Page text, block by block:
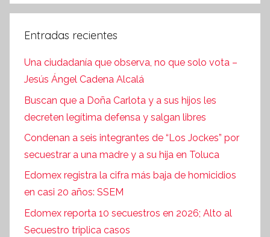
Entradas recientes
Una ciudadanía que observa, no que solo vota –
Jesús Ángel Cadena Alcalá
Buscan que a Doña Carlota y a sus hijos les
decreten legítima defensa y salgan libres
Condenan a seis integrantes de “Los Jockes” por
secuestrar a una madre y a su hija en Toluca
Edomex registra la cifra más baja de homicidios
en casi 20 años: SSEM
Edomex reporta 10 secuestros en 2026; Alto al
Secuestro triplica casos